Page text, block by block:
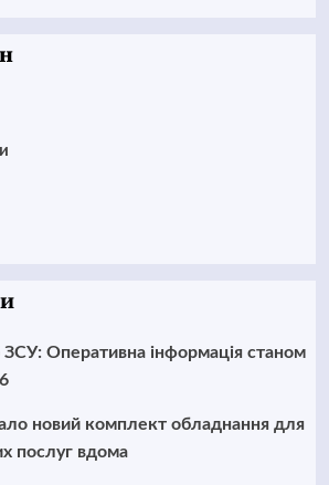
Оперативна інформація станом
новий комплект обладнання для
послуг вдома